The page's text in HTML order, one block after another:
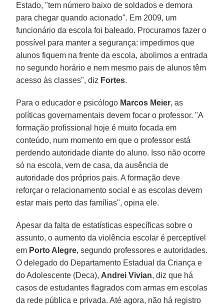
Estado, "tem número baixo de soldados e demora
para chegar quando acionado". Em 2009, um
funcionário da escola foi baleado. Procuramos fazer o
possível para manter a segurança: impedimos que
alunos fiquem na frente da escola, abolimos a entrada
no segundo horário e nem mesmo pais de alunos têm
acesso às classes", diz Fortes.
Para o educador e psicólogo Marcos Meier, as
políticas governamentais devem focar o professor. "A
formação profissional hoje é muito focada em
conteúdo, num momento em que o professor está
perdendo autoridade diante do aluno. Isso não ocorre
só na escola, vem de casa, da ausência de
autoridade dos próprios pais. A formação deve
reforçar o relacionamento social e as escolas devem
estar mais perto das famílias", opina ele.
Apesar da falta de estatísticas específicas sobre o
assunto, o aumento da violência escolar é perceptível
em Porto Alegre, segundo professores e autoridades.
O delegado do Departamento Estadual da Criança e
do Adolescente (Deca), Andrei Vivian, diz que há
casos de estudantes flagrados com armas em escolas
da rede pública e privada. Até agora, não há registro